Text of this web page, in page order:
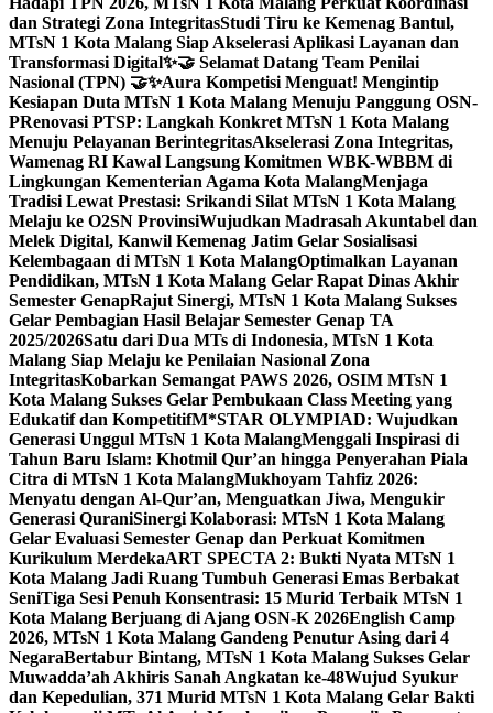
dan Strategi Zona IntegritasStudi Tiru ke Kemenag Bantul,
MTsN 1 Kota Malang Siap Akselerasi Aplikasi Layanan dan
Transformasi Digital✨🤝 Selamat Datang Team Penilai
Nasional (TPN) 🤝✨Aura Kompetisi Menguat! Mengintip
Kesiapan Duta MTsN 1 Kota Malang Menuju Panggung OSN-
PRenovasi PTSP: Langkah Konkret MTsN 1 Kota Malang
Menuju Pelayanan BerintegritasAkselerasi Zona Integritas,
Wamenag RI Kawal Langsung Komitmen WBK-WBBM di
Lingkungan Kementerian Agama Kota MalangMenjaga
Tradisi Lewat Prestasi: Srikandi Silat MTsN 1 Kota Malang
Melaju ke O2SN ProvinsiWujudkan Madrasah Akuntabel dan
Melek Digital, Kanwil Kemenag Jatim Gelar Sosialisasi
Kelembagaan di MTsN 1 Kota MalangOptimalkan Layanan
Pendidikan, MTsN 1 Kota Malang Gelar Rapat Dinas Akhir
Semester GenapRajut Sinergi, MTsN 1 Kota Malang Sukses
Gelar Pembagian Hasil Belajar Semester Genap TA
2025/2026Satu dari Dua MTs di Indonesia, MTsN 1 Kota
Malang Siap Melaju ke Penilaian Nasional Zona
IntegritasKobarkan Semangat PAWS 2026, OSIM MTsN 1
Kota Malang Sukses Gelar Pembukaan Class Meeting yang
Edukatif dan KompetitifM*STAR OLYMPIAD: Wujudkan
Generasi Unggul MTsN 1 Kota MalangMenggali Inspirasi di
Tahun Baru Islam: Khotmil Qur’an hingga Penyerahan Piala
Citra di MTsN 1 Kota MalangMukhoyam Tahfiz 2026:
Menyatu dengan Al-Qur’an, Menguatkan Jiwa, Mengukir
Generasi QuraniSinergi Kolaborasi: MTsN 1 Kota Malang
Gelar Evaluasi Semester Genap dan Perkuat Komitmen
Kurikulum MerdekaART SPECTA 2: Bukti Nyata MTsN 1
Kota Malang Jadi Ruang Tumbuh Generasi Emas Berbakat
SeniTiga Sesi Penuh Konsentrasi: 15 Murid Terbaik MTsN 1
Kota Malang Berjuang di Ajang OSN-K 2026English Camp
2026, MTsN 1 Kota Malang Gandeng Penutur Asing dari 4
NegaraBertabur Bintang, MTsN 1 Kota Malang Sukses Gelar
Muwadda’ah Akhiris Sanah Angkatan ke-48Wujud Syukur
dan Kepedulian, 371 Murid MTsN 1 Kota Malang Gelar Bakti